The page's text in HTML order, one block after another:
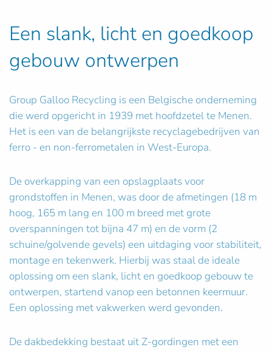
Een slank, licht en goedkoop
gebouw ontwerpen
Group Galloo Recycling is een Belgische onderneming
die werd opgericht in 1939 met hoofdzetel te Menen.
Het is een van de belangrijkste recyclagebedrijven van
ferro - en non-ferrometalen in West-Europa.
De overkapping van een opslagplaats voor
grondstoffen in Menen, was door de afmetingen (18 m
hoog, 165 m lang en 100 m breed met grote
overspanningen tot bijna 47 m) en de vorm (2
schuine/golvende gevels) een uitdaging voor stabiliteit,
montage en tekenwerk. Hierbij was staal de ideale
oplossing om een slank, licht en goedkoop gebouw te
ontwerpen, startend vanop een betonnen keermuur.
Een oplossing met vakwerken werd gevonden.
De dakbedekking bestaat uit Z-gordingen met een